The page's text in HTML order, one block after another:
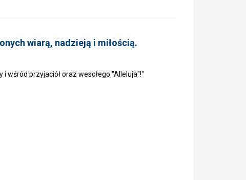
wiarą, nadzieją i miłością.
i wśród przyjaciół oraz wesołego "Alleluja"!"